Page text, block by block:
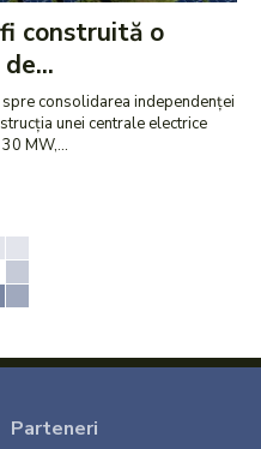
construită o
consolidarea independenței
unei centrale electrice
MW,...
Parteneri